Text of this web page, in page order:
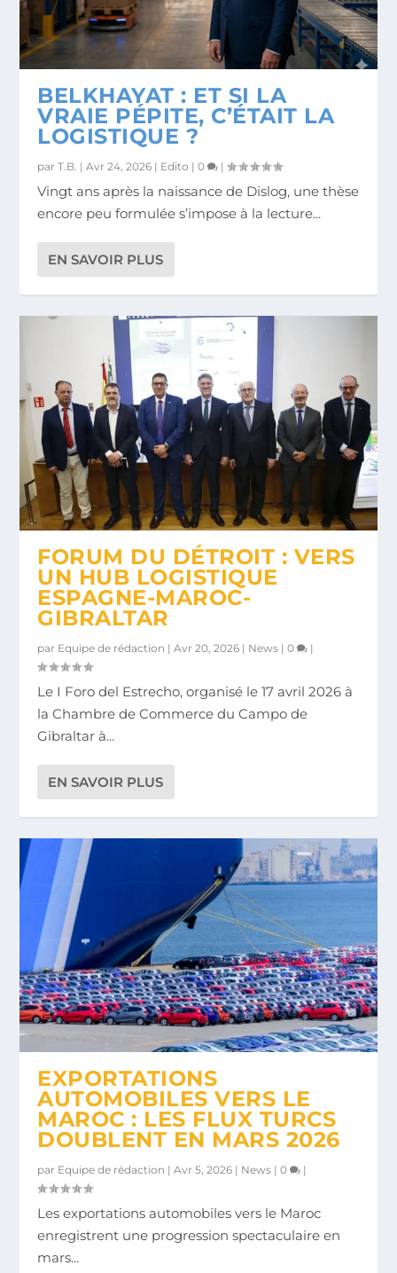
BELKHAYAT : ET SI LA
VRAIE PÉPITE, C’ÉTAIT LA
LOGISTIQUE ?
parT.B. |Avr 24, 2026 | Edito |0 |
Vingt ans après la naissance de Dislog, une thèse
encore peu formulée s’impose à la lecture...
EN SAVOIR PLUS
FORUM DU DÉTROIT : VERS
UN HUB LOGISTIQUE
ESPAGNE-MAROC-
GIBRALTAR
par Equipe de rédaction |Avr 20, 2026 | News |0 |
Le I Foro del Estrecho, organisé le 17 avril 2026 à
la Chambre de Commerce du Campo de
Gibraltar à...
EN SAVOIR PLUS
EXPORTATIONS
AUTOMOBILES VERS LE
MAROC : LES FLUX TURCS
DOUBLENT EN MARS 2026
par Equipe de rédaction |Avr 5, 2026 | News |0 |
Les exportations automobiles vers le Maroc
enregistrent une progression spectaculaire en
mars...